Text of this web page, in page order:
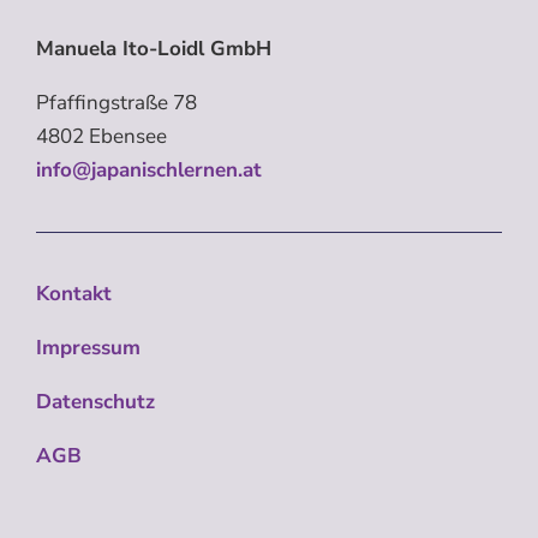
Manuela Ito-Loidl GmbH
Pfaffingstraße 78
4802 Ebensee
info@japanischlernen.at
Kontakt
Impressum
Datenschutz
AGB